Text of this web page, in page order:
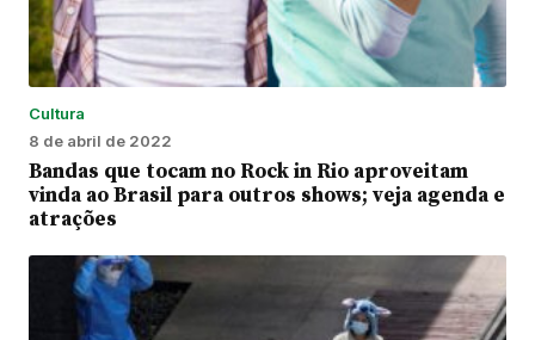
Cultura
8 de abril de 2022
Bandas que tocam no Rock in Rio aproveitam
vinda ao Brasil para outros shows; veja agenda e
atrações